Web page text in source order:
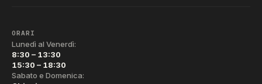
ORARI
Lunedì al Venerdì:
8:30 – 13:30
15:30 – 18:30
Sabato e Domenica: